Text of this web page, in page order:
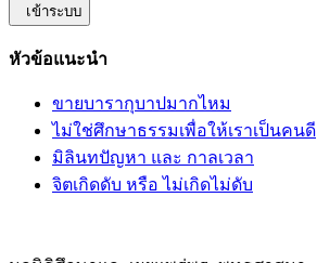
เข้าระบบ
หัวข้อแนะนำ
ขายบารากุบาปมากไหม
ไม่ใช่ศึกษาธรรมเพื่อให้เราเป็นคนดี
มิลินทปัญหา และ กาลเวลา
จิตเกิดดับ หรือ ไม่เกิดไม่ดับ